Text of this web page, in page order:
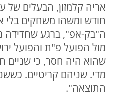
אריה קלמזון, הבעלים של
חודש ומשהו משחקים בלי
ה"בק-אפ", ברגע שחדידה
מול הפועל פ"ת והפועל
שהוא היה חסר, כי שניים
מדי. שניהם קריטיים.
התוצאה".